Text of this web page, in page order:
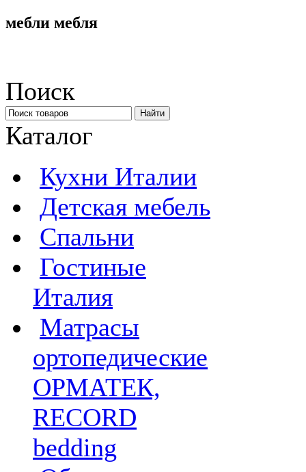
мебли мебля
Поиск
Каталог
Кухни Италии
Детская мебель
Спальни
Гостиные
Италия
Матрасы
ортопедические
ОРМАТЕК,
RECORD
bedding